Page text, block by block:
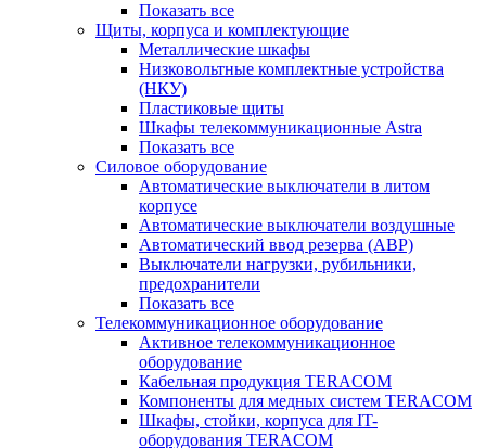
Показать все
Щиты, корпуса и комплектующие
Металлические шкафы
Низковольтные комплектные устройства
(НКУ)
Пластиковые щиты
Шкафы телекоммуникационные Astra
Показать все
Силовое оборудование
Автоматические выключатели в литом
корпусе
Автоматические выключатели воздушные
Автоматический ввод резерва (АВР)
Выключатели нагрузки, рубильники,
предохранители
Показать все
Телекоммуникационное оборудование
Активное телекоммуникационное
оборудование
Кабельная продукция TERACOM
Компоненты для медных систем TERACOM
Шкафы, стойки, корпуса для IT-
оборудования TERACOM